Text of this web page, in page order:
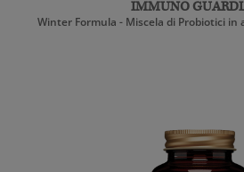
IMMUNO
Winter Formula - Miscela di Probiotici in